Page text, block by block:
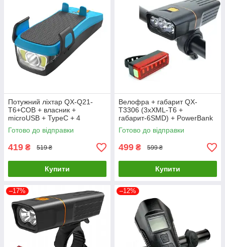
Потужний ліхтар QX-Q21-
T6+COB + власник +
microUSB + TypeC + 4
режими
Готово до відправки
419 ₴ 519 ₴
Купити
Велофра + габарит QX-
T3306 (3xXML-T6 +
габарит-6SMD) + PowerBank
+ microUSB (3 режими та 4
режими)
Готово до відправки
499 ₴ 599 ₴
Купити
–17% –12%